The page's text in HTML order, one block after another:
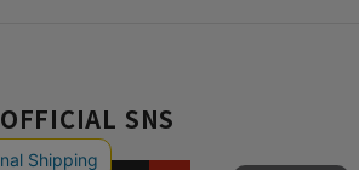
OFFICIAL SNS